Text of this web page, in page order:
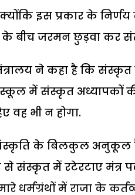
क्योंकि इस प्रकार के
के बीच जरमन छुड़वा कर
ने कहा है कि संस्कृत
में संस्कृत अध्यापकों की
वह भी न होगा.
के बिलकुल अनुकूल
संस्कृत में रटेरटाए मंत्र
धर्मग्रंथों में राजा के